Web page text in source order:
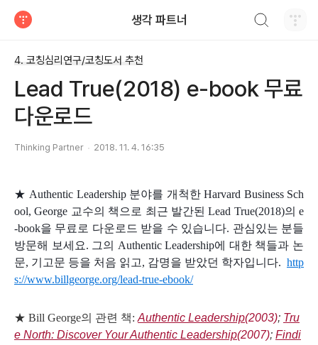
생각 파트너
4. 코칭심리연구/코칭도서 추천
Lead True(2018) e-book 무료
다운로드
Thinking Partner 2018. 11. 4. 16:35
★ Authentic Leadership 분야를 개척한 Harvard Business Sch
ool, George 교수의 책으로 최근 발간된Lead True(2018)의 e
-book을 무료로 다운로드 받을 수 있습니다. 관심있는 분들
방문해 보세요. 그의 Authentic Leadership에 대한 책들과 논
문, 기고문 등을 처음 읽고, 감명을 받았던 학자입니다. http
s://www.billgeorge.org/lead-true-ebook/
★ Bill George의 관련 책: Authentic Leadership(2003); Tru
e North: Discover Your Authentic Leadership(2007); Findi